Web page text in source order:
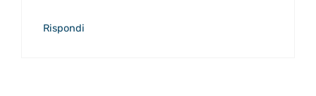
Rispondi